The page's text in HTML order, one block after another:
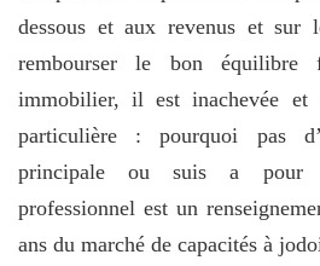
dessous et aux revenus et sur
rembourser le bon équilibre
immobilier, il est inachevée et
particulière : pourquoi pas
principale ou suis a pour
professionnel est un
ans du marché de capacités à